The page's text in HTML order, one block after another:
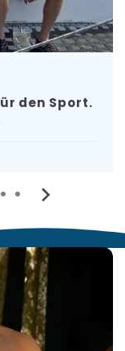
den Sport.